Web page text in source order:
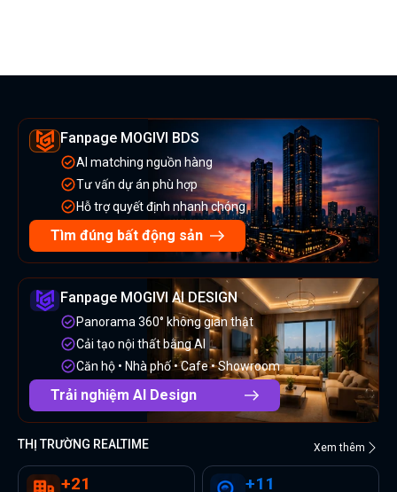
Fanpage MOGIVI BDS
AI matching nguồn hàng
Tư vấn dự án phù hợp
Hỗ trợ quyết định nhanh chóng
Tìm đúng bất động sản
Fanpage MOGIVI AI DESIGN
Panorama 360° không gian thật
Cải tạo nội thất bằng AI
Căn hộ • Nhà phố • Cafe • Showroom
Trải nghiệm AI Design
THỊ TRƯỜNG REALTIME Xem thêm
+21 +11